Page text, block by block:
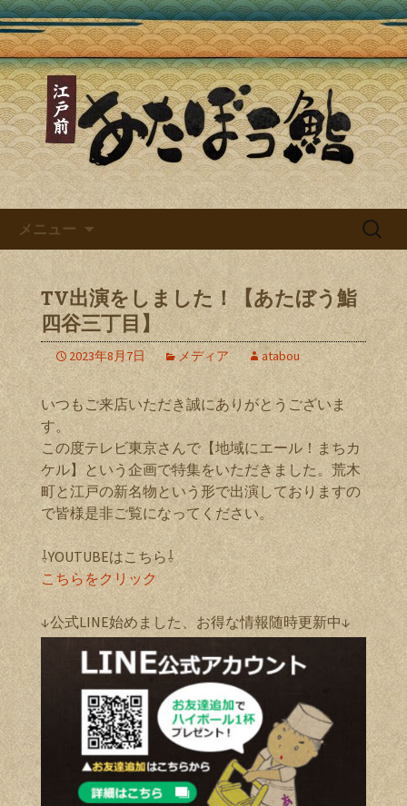
あたぼう鮨ブログ～四谷三丁目
で味わえる本格江戸前寿司～
あたぼう鮨ブログ
メニュー
検
TV出演をしました！【あたぼう鮨
四谷三丁目】
2023年8月7日 メディア atabou
いつもご来店いただき誠にありがとうございま
す。
この度テレビ東京さんで【地域にエール！まちカ
ケル】という企画で特集をいただきました。荒木
町と江戸の新名物という形で出演しておりますの
で皆様是非ご覧になってください。
⇩YOUTUBEはこちら⇩
こちらをクリック
↓公式LINE始めました、お得な情報随時更新中↓